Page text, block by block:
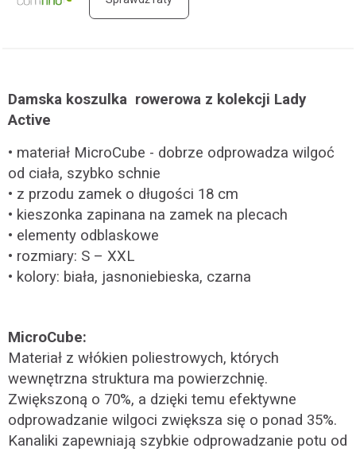
Damska koszulka rowerowa z kolekcji Lady
Active
• materiał MicroCube - dobrze odprowadza wilgoć
od ciała, szybko schnie
• z przodu zamek o długości 18 cm
• kieszonka zapinana na zamek na plecach
• elementy odblaskowe
• rozmiary: S – XXL
• kolory: biała, jasnoniebieska, czarna
MicroCube:
Materiał z włókien poliestrowych, których
wewnętrzna struktura ma powierzchnię.
Zwiększoną o 70%, a dzięki temu efektywne
odprowadzanie wilgoci zwiększa się o ponad 35%.
Kanaliki zapewniają szybkie odprowadzanie potu od